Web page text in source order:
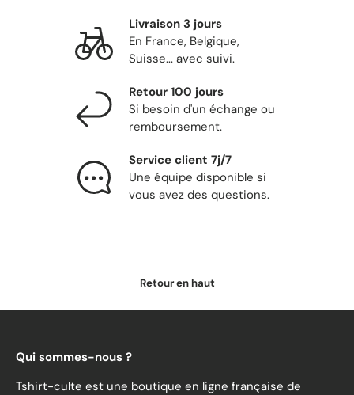
Livraison 3 jours
En France, Belgique,
Suisse... avec suivi.
Retour 100 jours
Si besoin d'un échange ou
remboursement.
Service client 7j/7
Une équipe disponible si
vous avez des questions.
Retour en haut
Qui sommes-nous ?
Tshirt-culte est une boutique en ligne française de